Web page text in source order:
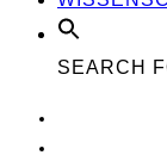
SEARCH